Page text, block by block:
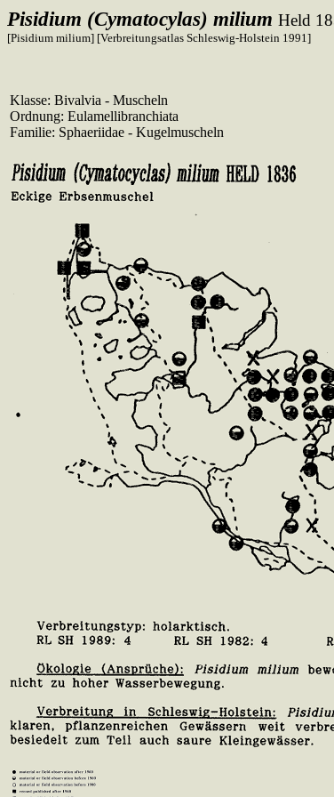
Pisidium (Cymatocylas) milium Held
[Pisidium milium] [Verbreitungsatlas Schleswig-Holstein 1991]
Klasse: Bivalvia - Muscheln
Ordnung: Eulamellibranchiata
Familie: Sphaeriidae - Kugelmuscheln